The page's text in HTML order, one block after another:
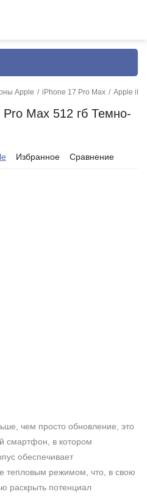
Apple / iPhone 17 Pro Max / Apple
Max 512 гб Темно-
Избранное Сравнение
чем просто обновление, это
смартфон, в котором
обеспечивает
тепловым режимом, что, в свою
раскрыть потенциал